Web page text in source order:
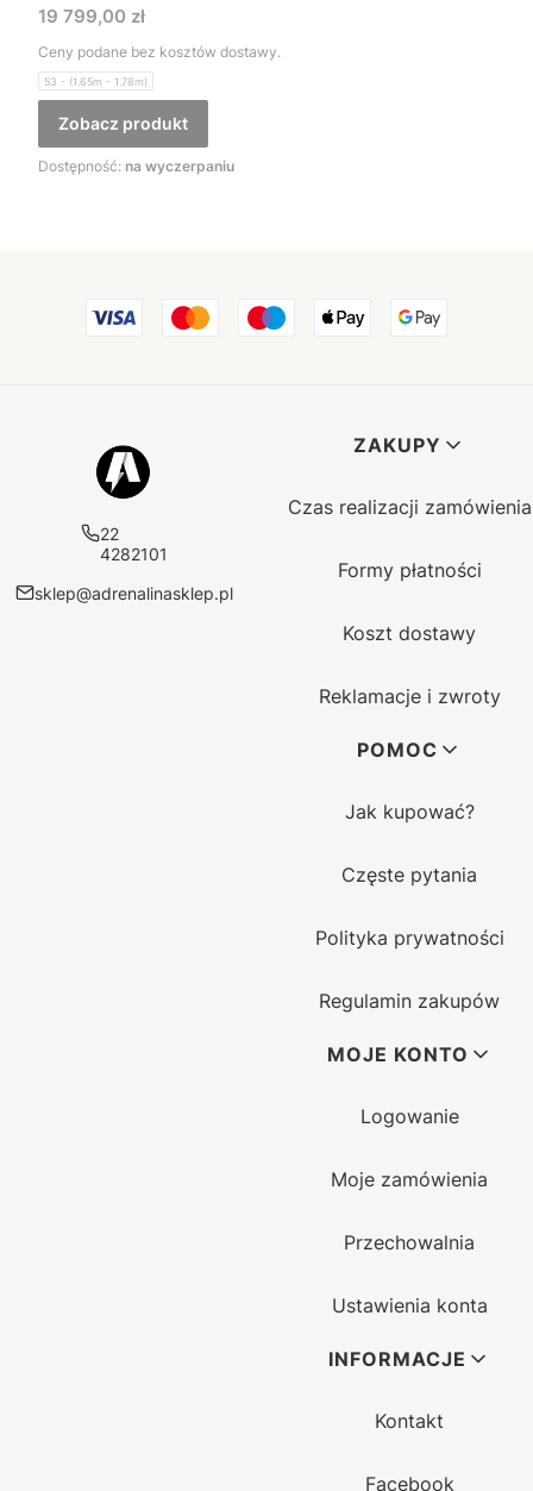
Cena
19 799,00 zł
Ceny podane bez kosztów dostawy.
53 - (1.65m - 1.78m)
Zobacz produkt
Dostępność: na wyczerpaniu
22
4282101
sklep@adrenalinasklep.pl
Linki w stopce
ZAKUPY
Czas realizacji zamówienia
Formy płatności
Koszt dostawy
Reklamacje i zwroty
POMOC
Jak kupować?
Częste pytania
Polityka prywatności
Regulamin zakupów
MOJE KONTO
Logowanie
Moje zamówienia
Przechowalnia
Ustawienia konta
INFORMACJE
Kontakt
Facebook